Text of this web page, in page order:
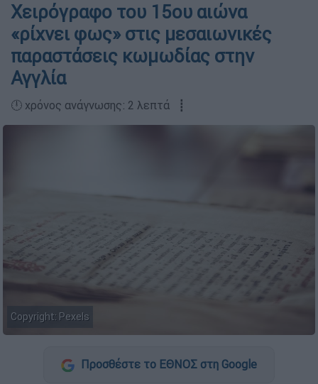
Χειρόγραφο του 15ου αιώνα
«ρίχνει φως» στις μεσαιωνικές
παραστάσεις κωμωδίας στην
Αγγλία
🕛 χρόνος ανάγνωσης: 2 λεπτά ┋
Copyright: Pexels
Προσθέστε το ΕΘΝΟΣ στη Google